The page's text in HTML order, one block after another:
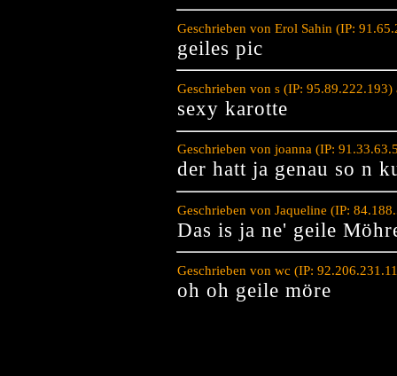
Geschrieben von Erol Sahin (IP:
geiles pic
Geschrieben von s (IP:
sexy karotte
Geschrieben von joanna (IP:
der hatt ja genau so n
Geschrieben von Jaqueline (IP:
Das is ja ne' geile
Geschrieben von wc (IP:
oh oh geile möre